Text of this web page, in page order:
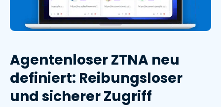
Agentenloser ZTNA neu
definiert: Reibungsloser
und sicherer Zugriff